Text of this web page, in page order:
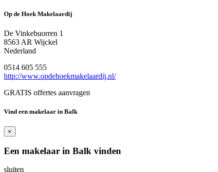
Op de Hoek Makelaardij
De Vinkebuorren 1
8563 AR Wijckel
Nederland
0514 605 555
http://www.opdehoekmakelaardij.nl/
GRATIS offertes aanvragen
Vind een makelaar in Balk
×
Een makelaar in Balk vinden
sluiten